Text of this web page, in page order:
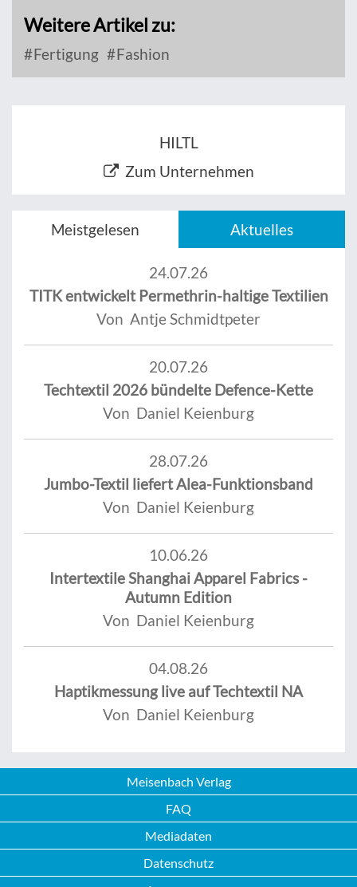
Weitere Artikel zu:
Fertigung Fashion
HILTL
Zum Unternehmen
Meistgelesen Aktuelles
24.07.26
TITK entwickelt Permethrin-haltige Textilien
Von Antje Schmidtpeter
20.07.26
Techtextil 2026 bündelte Defence-Kette
Von Daniel Keienburg
28.07.26
Jumbo-Textil liefert Alea-Funktionsband
Von Daniel Keienburg
10.06.26
Intertextile Shanghai Apparel Fabrics -
Autumn Edition
Von Daniel Keienburg
04.08.26
Haptikmessung live auf Techtextil NA
Von Daniel Keienburg
Meisenbach Verlag
FAQ
Mediadaten
Datenschutz